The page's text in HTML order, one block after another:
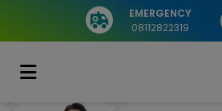
EMERGENCY
08112822319